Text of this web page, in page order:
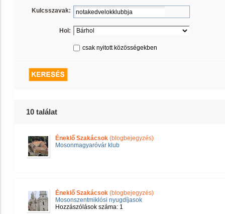
Kulcsszavak:
Hol:
csak nyitott közösségekben
10 találat
Éneklő Szakácsok (blogbejegyzés)
Mosonmagyaróvár klub
Éneklő Szakácsok (blogbejegyzés)
Mosonszentmiklósi nyugdíjasok
Hozzászólások száma: 1